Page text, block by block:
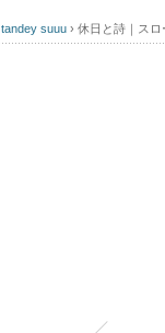
tandey suuu › 休日と詩｜スロ